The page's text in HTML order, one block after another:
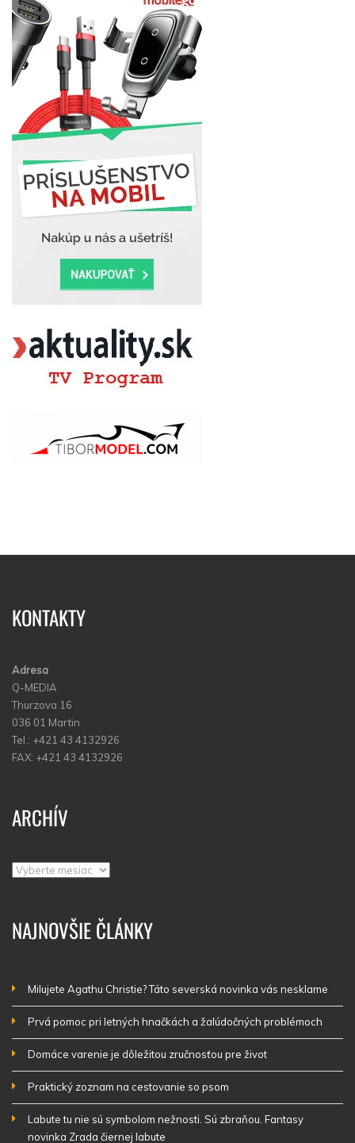
KONTAKTY
Adresa
Q-MEDIA
Thurzova 16
036 01 Martin
Tel.: +421 43 4132926
FAX: +421 43 4132926
ARCHÍV
Archív
NAJNOVŠIE ČLÁNKY
Milujete Agathu Christie? Táto severská novinka vás nesklame
Prvá pomoc pri letných hnačkách a žalúdočných problémoch
Domáce varenie je dôležitou zručnosťou pre život
Praktický zoznam na cestovanie so psom
Labute tu nie sú symbolom nežnosti. Sú zbraňou. Fantasy
novinka Zrada čiernej labute